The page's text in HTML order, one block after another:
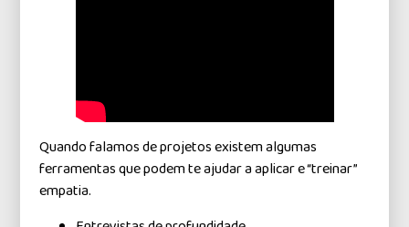
Quando falamos de projetos existem algumas
ferramentas que podem te ajudar a aplicar e “treinar”
empatia.